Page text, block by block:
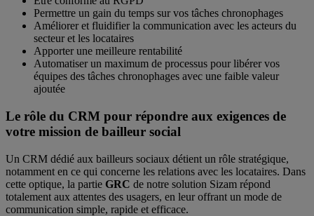
Permettre un gain du temps sur vos tâches chronophages
Améliorer et fluidifier la communication avec les acteurs du
secteur et les locataires
Apporter une meilleure rentabilité
Automatiser un maximum de processus pour libérer vos
équipes des tâches chronophages avec une faible valeur
ajoutée
Le rôle du CRM pour répondre aux exigences de
votre mission de bailleur social
Un CRM dédié aux bailleurs sociaux détient un rôle stratégique,
notamment en ce qui concerne les relations avec les locataires. Dans
cette optique, la partie GRC de notre solution Sizam répond
totalement aux attentes des usagers, en leur offrant un mode de
communication simple, rapide et efficace.